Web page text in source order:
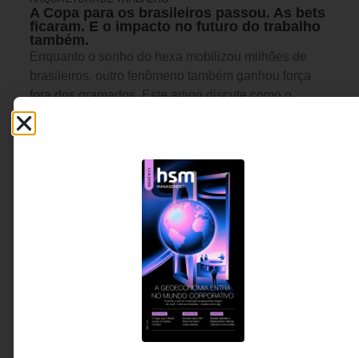
A Copa para os brasileiros passou. As bets
ficaram. E o impacto no futuro do trabalho
também.
Enquanto o sonho do hexa mobilizou milhões de
brasileiros, outro fenômeno também ganhou força
fora dos gramados. Este artigo discute como o
avanço das apostas online está influenciando a
relação dos jovens com dinheiro, educação e
ignorar seus efeitos sobre o futuro do trabalho.
Rodrigo Santos - Psicólogo
e tutor educacional na Leapy5 MINUTOS MIN DE LEITURA